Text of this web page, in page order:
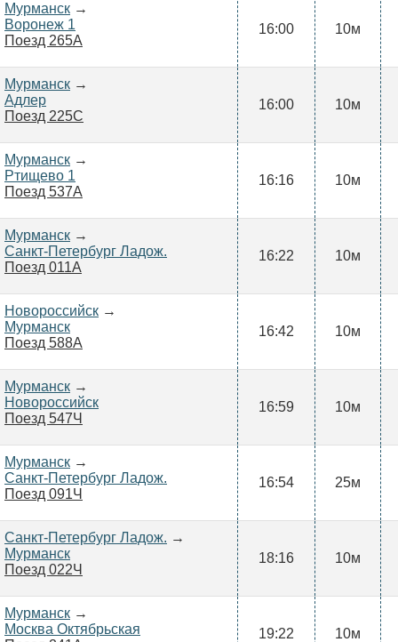
Мурманск →
Воронеж 1
Поезд 265А
16:00 10м
Мурманск →
Адлер
Поезд 225С
16:00 10м
Мурманск →
Ртищево 1
Поезд 537А
16:16 10м
Мурманск →
Санкт-Петербург Ладож.
Поезд 011А
16:22 10м
Новороссийск →
Мурманск
Поезд 588А
16:42 10м
Мурманск →
Новороссийск
Поезд 547Ч
16:59 10м
Мурманск →
Санкт-Петербург Ладож.
Поезд 091Ч
16:54 25м
Санкт-Петербург Ладож. →
Мурманск
Поезд 022Ч
18:16 10м
Мурманск →
Москва Октябрьская
19:22 10м